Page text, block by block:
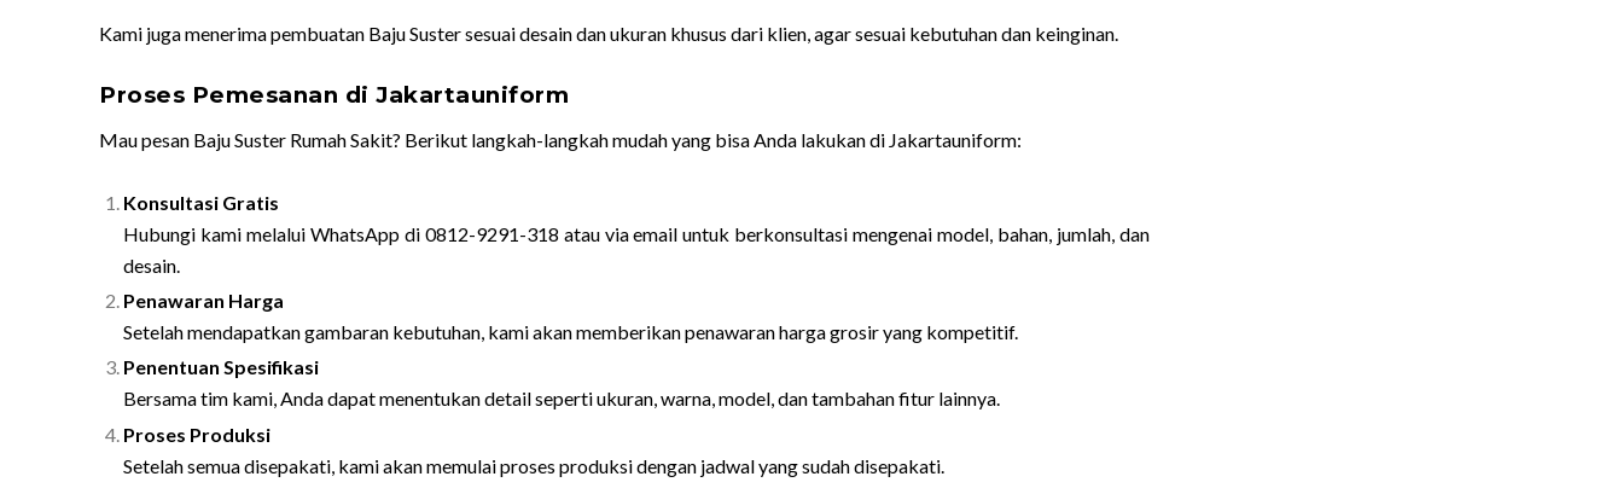
Kami juga menerima pembuatan Baju Suster sesuai desain dan ukuran khusus dari klien, agar sesuai kebutuhan dan keinginan.
Proses Pemesanan di Jakartauniform
Mau pesan Baju Suster Rumah Sakit? Berikut langkah-langkah mudah yang bisa Anda lakukan di Jakartauniform:
Konsultasi Gratis
Hubungi kami melalui WhatsApp di 0812-9291-318 atau via email untuk berkonsultasi mengenai model, bahan, jumlah, dan
desain.
Penawaran Harga
Setelah mendapatkan gambaran kebutuhan, kami akan memberikan penawaran harga grosir yang kompetitif.
Penentuan Spesifikasi
Bersama tim kami, Anda dapat menentukan detail seperti ukuran, warna, model, dan tambahan fitur lainnya.
Proses Produksi
Setelah semua disepakati, kami akan memulai proses produksi dengan jadwal yang sudah disepakati.